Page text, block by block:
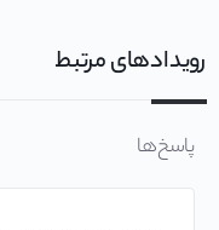
رویدادهای مرتبط
پاسخ‌ها